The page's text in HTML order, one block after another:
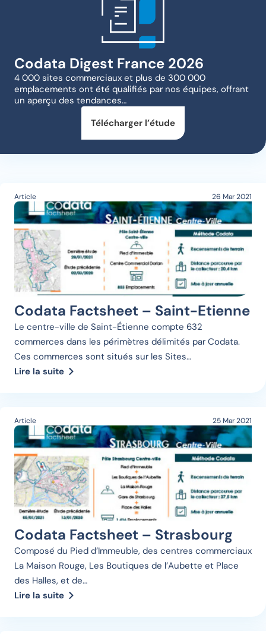
Codata Digest France 2026
4 000 sites commerciaux et plus de 300 000
emplacements ont été qualifiés par nos équipes, offrant
un aperçu des tendances…
Télécharger l’étude
Article 26 Mar 2021
Codata Factsheet – Saint-Etienne
Le centre-ville de Saint-Étienne compte 632
commerces dans les périmètres délimités par Codata.
Ces commerces sont situés sur les Sites…
Lire la suite
Article 25 Mar 2021
Codata Factsheet – Strasbourg
Composé du Pied d’Immeuble, des centres commerciaux
La Maison Rouge, Les Boutiques de l’Aubette et Place
des Halles, et de…
Lire la suite